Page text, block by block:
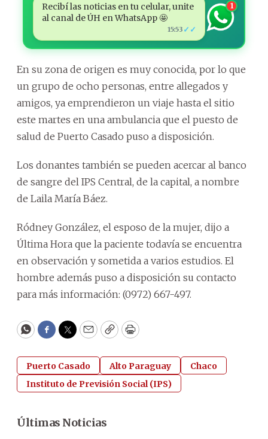
Recibí las noticias en tu celular, unite
al canal de ÚH en WhatsApp 🤩
15:53 ✓✓
1
En su zona de origen es muy conocida, por lo que
un grupo de ocho personas, entre allegados y
amigos, ya emprendieron un viaje hasta el sitio
este martes en una ambulancia que el puesto de
salud de Puerto Casado puso a disposición.
Los donantes también se pueden acercar al banco
de sangre del IPS Central, de la capital, a nombre
de Laila María Báez.
Ródney González, el esposo de la mujer, dijo a
Última Hora que la paciente todavía se encuentra
en observación y sometida a varios estudios. El
hombre además puso a disposición su contacto
para más información: (0972) 667-497.
WhatsApp
Facebook
Twitter
EmailCopyPrint
Puerto Casado Alto Paraguay
Chaco
Instituto de Previsión Social (IPS)
Últimas Noticias